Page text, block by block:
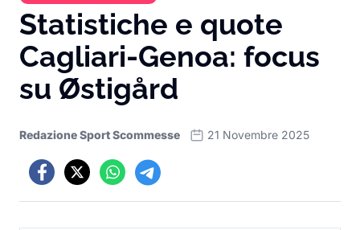
Statistiche e quote
Cagliari-Genoa: focus
su Østigård
Redazione Sport Scommesse 21 Novembre 2025